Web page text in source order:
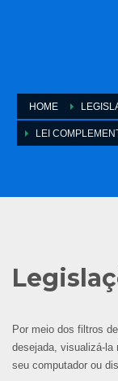
HOME
LEI
Por meio dos filtros
desejada, visualizá-la
seu computador ou